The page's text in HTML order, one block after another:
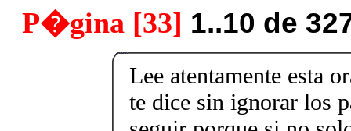
P�gina [33] 1..10 de
Lee atentamente esta
te dice sin ignorar los